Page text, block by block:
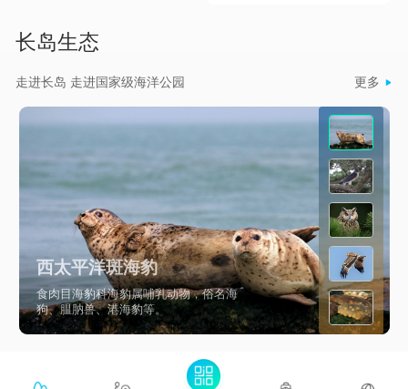
种营养元素和维生素，特别
病等疾病的人群食用。它的
鲜美的味道呈现的淋漓尽
致，还可以蒸蛋糕，凉拌等
等，哪怕是直接吃都是非常
鲜美的。
长岛生态
走进长岛 走进国家级海洋公园 更多 
西太平洋斑海豹
食肉目海豹科海豹属哺乳动物，俗名海
狗、腽肭兽、港海豹等。